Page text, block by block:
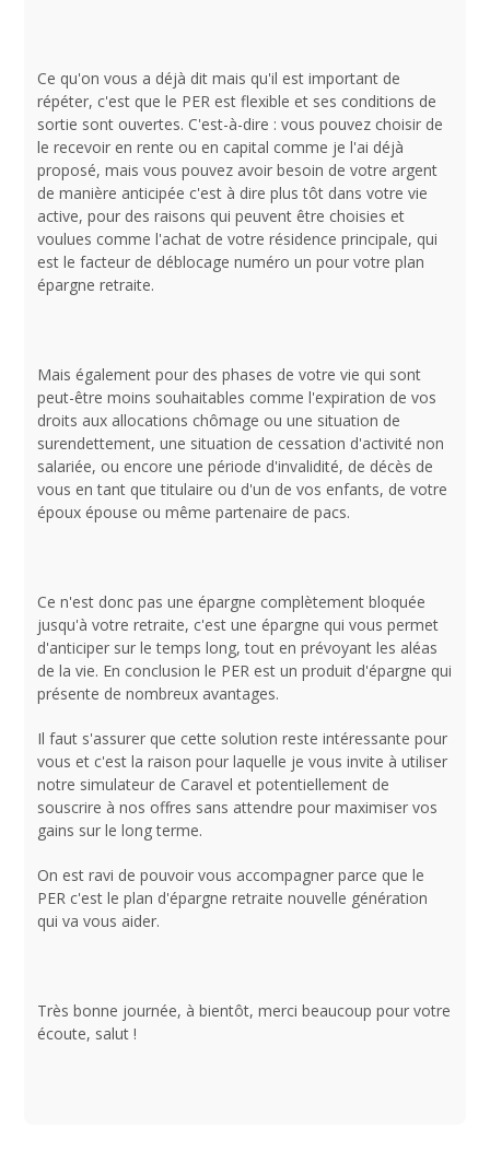
Ce qu'on vous a déjà dit mais qu'il est important de
répéter, c'est que le PER est flexible et ses conditions de
sortie sont ouvertes. C'est-à-dire : vous pouvez choisir de
le recevoir en rente ou en capital comme je l'ai déjà
proposé, mais vous pouvez avoir besoin de votre argent
de manière anticipée c'est à dire plus tôt dans votre vie
active, pour des raisons qui peuvent être choisies et
voulues comme l'achat de votre résidence principale, qui
est le facteur de déblocage numéro un pour votre plan
épargne retraite.
Mais également pour des phases de votre vie qui sont
peut-être moins souhaitables comme l'expiration de vos
droits aux allocations chômage ou une situation de
surendettement, une situation de cessation d'activité non
salariée, ou encore une période d'invalidité, de décès de
vous en tant que titulaire ou d'un de vos enfants, de votre
époux épouse ou même partenaire de pacs.
Ce n'est donc pas une épargne complètement bloquée
jusqu'à votre retraite, c'est une épargne qui vous permet
d'anticiper sur le temps long, tout en prévoyant les aléas
de la vie. En conclusion le PER est un produit d'épargne qui
présente de nombreux avantages.
Il faut s'assurer que cette solution reste intéressante pour
vous et c'est la raison pour laquelle je vous invite à utiliser
notre simulateur de Caravel et potentiellement de
souscrire à nos offres sans attendre pour maximiser vos
gains sur le long terme.
On est ravi de pouvoir vous accompagner parce que le
PER c'est le plan d'épargne retraite nouvelle génération
qui va vous aider.
Très bonne journée, à bientôt, merci beaucoup pour votre
écoute, salut !